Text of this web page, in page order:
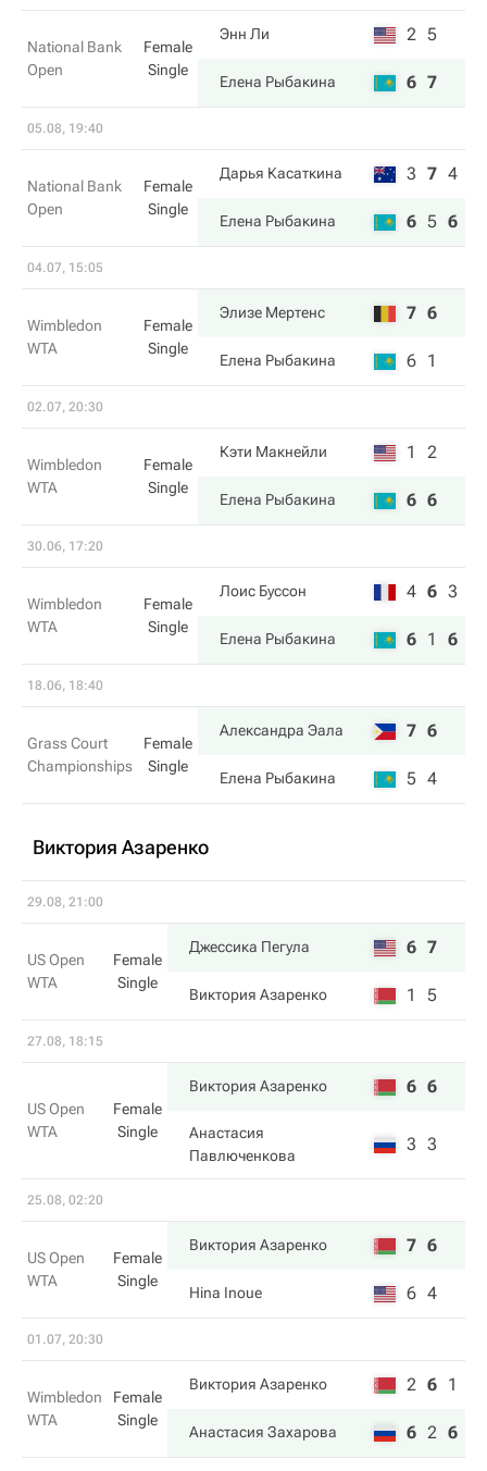
National Bank
Open
Female
Single
Энн Ли 2 5
Елена Рыбакина 6 7
05.08, 19:40
National Bank
Open
Female
Single
Дарья Касаткина 3 7 4
Елена Рыбакина 6 5 6
04.07, 15:05
Wimbledon
WTA
Female
Single
Элизе Мертенс 7 6
Елена Рыбакина 6 1
02.07, 20:30
Wimbledon
WTA
Female
Single
Кэти Макнейли 1 2
Елена Рыбакина 6 6
30.06, 17:20
Wimbledon
WTA
Female
Single
Лоис Буссон 4 6 3
Елена Рыбакина 6 1 6
18.06, 18:40
Grass Court
Championships
Female
Single
Александра Эала 7 6
Елена Рыбакина 5 4
Виктория Азаренко
29.08, 21:00
US Open
WTA
Female
Single
Джессика Пегула 6 7
Виктория Азаренко 1 5
27.08, 18:15
US Open
WTA
Female
Single
Виктория Азаренко 6 6
Анастасия
Павлюченкова
3 3
25.08, 02:20
US Open
WTA
Female
Single
Виктория Азаренко 7 6
Hina Inoue 6 4
01.07, 20:30
Wimbledon
WTA
Female
Single
Виктория Азаренко 2 6 1
Анастасия Захарова 6 2 6